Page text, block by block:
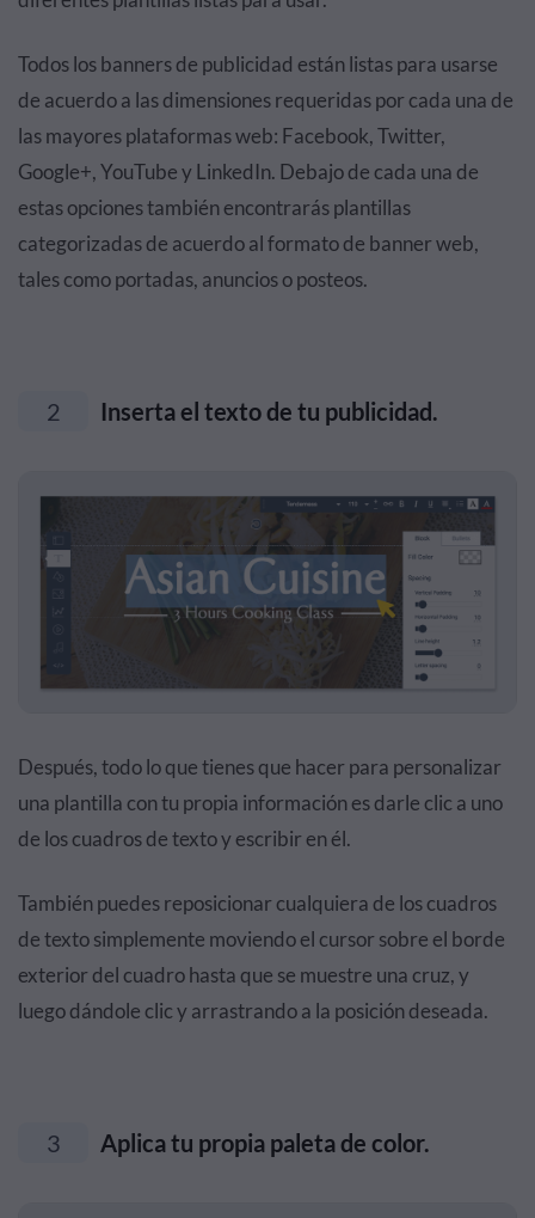
Todos los banners de publicidad están listas para usarse
de acuerdo a las dimensiones requeridas por cada una de
las mayores plataformas web: Facebook, Twitter,
Google+, YouTube y LinkedIn. Debajo de cada una de
estas opciones también encontrarás plantillas
categorizadas de acuerdo al formato de banner web,
tales como portadas, anuncios o posteos.
2 Inserta el texto de tu publicidad.
Después, todo lo que tienes que hacer para personalizar
una plantilla con tu propia información es darle clic a uno
de los cuadros de texto y escribir en él.
También puedes reposicionar cualquiera de los cuadros
de texto simplemente moviendo el cursor sobre el borde
exterior del cuadro hasta que se muestre una cruz, y
luego dándole clic y arrastrando a la posición deseada.
3 Aplica tu propia paleta de color.